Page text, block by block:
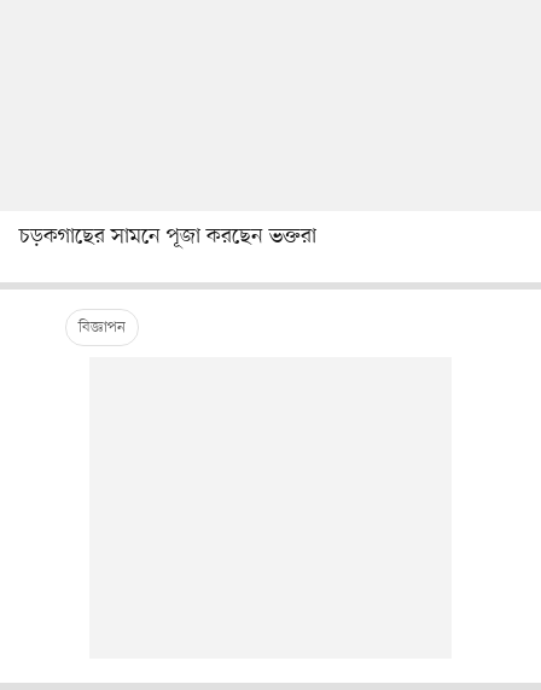
চড়কগাছের সামনে পূজা করছেন ভক্তরা